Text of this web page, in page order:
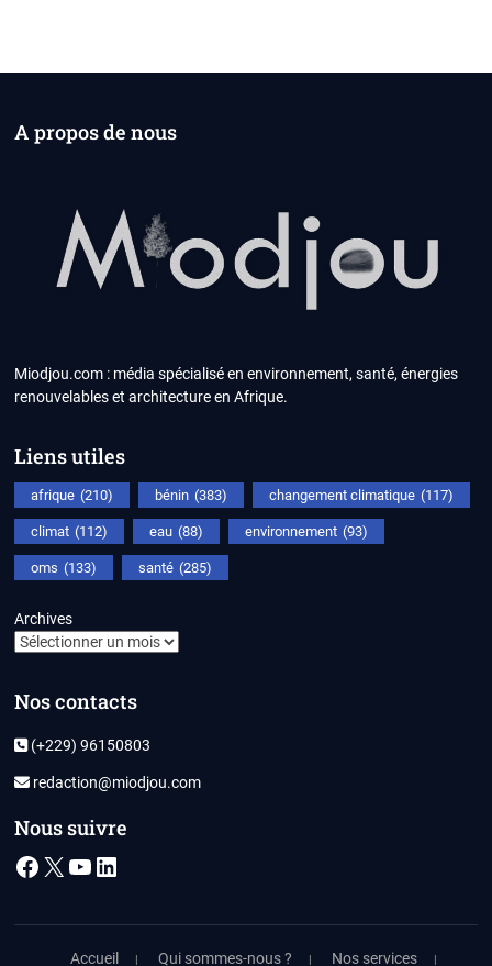
A propos de nous
Miodjou.com : média spécialisé en environnement, santé, énergies
renouvelables et architecture en Afrique.
Liens utiles
afrique (210) bénin (383) changement climatique (117)
climat (112) eau (88) environnement (93)
oms (133) santé (285)
Archives
Nos contacts
(+229) 96150803
redaction@miodjou.com
Nous suivre
Facebook
X YouTube
LinkedIn
Accueil Qui sommes-nous ? Nos services